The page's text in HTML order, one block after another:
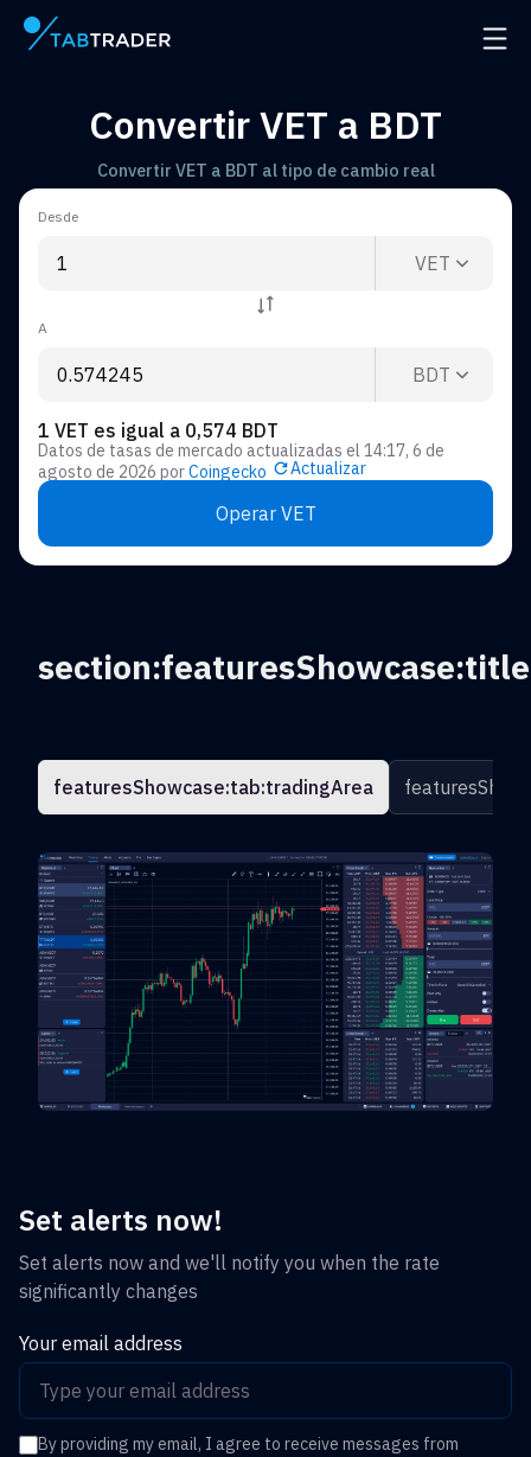
Página principal Abrir
Convertir VET a BDT
Convertir VET a BDT al tipo de cambio real
Desde
VET
A
BDT
1 VET es igual a 0,574 BDT
Datos de tasas de mercado actualizadas el 14:17, 6 de
agosto de 2026 porCoingecko Actualizar
Operar VET
section:featuresShowcase:title
featuresShowcase:tab:tradingArea
Set alerts now!
Set alerts now and we'll notify you when the rate
significantly changes
Your email address
By providing my email, I agree to receive messages from